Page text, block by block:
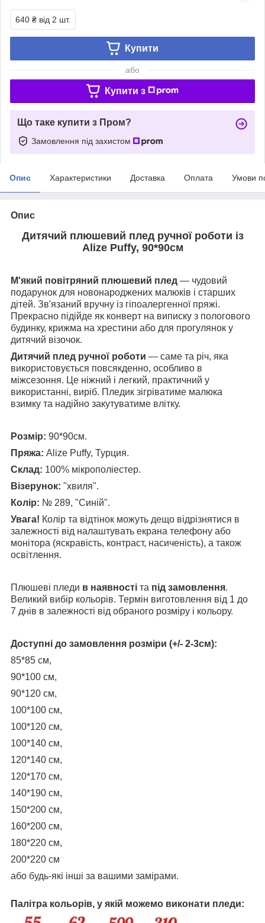
640 ₴ від 2 шт.
Купити
або
Купити з
Що таке купити з Пром?
Замовлення під захистом
Опис Характеристики Доставка Оплата Умови
Опис
Дитячий плюшевий плед ручної роботи із
Alize Puffy, 90*90см
М'який повітряний плюшевий плед — чудовий
подарунок для новонароджених малюків і старших
дітей. Зв'язаний вручну із гіпоалергенної пряжі.
Прекрасно підійде як конверт на виписку з пологового
будинку, крижма на хрестини або для прогулянок у
дитячий візочок.
Дитячий плед ручної роботи — саме та річ, яка
використовується повсякденно, особливо в
міжсезоння. Це ніжний і легкий, практичний у
використанні, виріб. Пледик зігріватиме малюка
взимку та надійно закутуватиме влітку.
Розмір: 90*90см.
Пряжа: Alize Puffy, Турция.
Склад: 100% мікрополіестер.
Візерунок: "хвиля".
Колір: № 289, "Синій".
Увага! Колір та відтінок можуть дещо відрізнятися в
залежності від налаштувать екрана телефону або
монітора (яскравість, контраст, насиченість), а також
освітлення.
Плюшеві пледи в наявності та під замовлення.
Великий вибір кольорів. Термін виготовлення від 1 до
7 днів в залежності від обраного розміру і кольору.
Доступні до замовлення розміри (+/- 2-3см):
85*85 см,
90*100 см,
90*120 см,
100*100 см,
100*120 см,
100*140 см,
120*140 см,
120*170 см,
140*190 см,
150*200 см,
160*200 см,
180*220 см,
200*220 см
або будь-які інші за вашими замірами.
Палітра кольорів, у якій можемо виконати пледи: